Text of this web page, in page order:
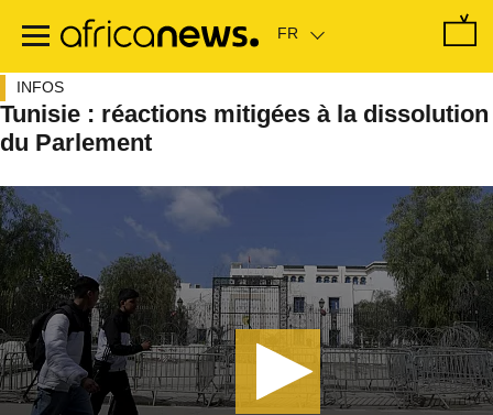
contenu
INFOS
Tunisie : réactions mitigées à la dissolution
du Parlement